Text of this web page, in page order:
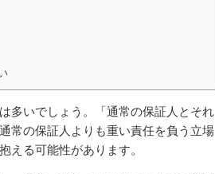
多いでしょう。「通常の保証人とそれ
常の保証人よりも重い責任を負う立場
える可能性があります。